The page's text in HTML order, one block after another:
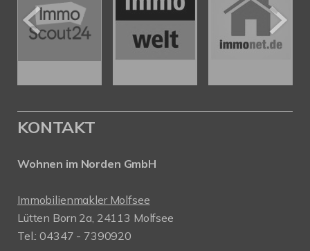
KONTAKT
Wohnen im Norden GmbH
Immobilienmakler Molfsee
Lütten Born 2a, 24113 Molfsee
Tel.: 04347 - 7390920